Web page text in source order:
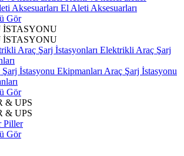
El Aleti Aksesuarları
Gör
İSTASYONU
İSTASYONU
Elektrikli Araç Şarj
Araç Şarj İstasyonu
Gör
& UPS
& UPS
Piller
Gör